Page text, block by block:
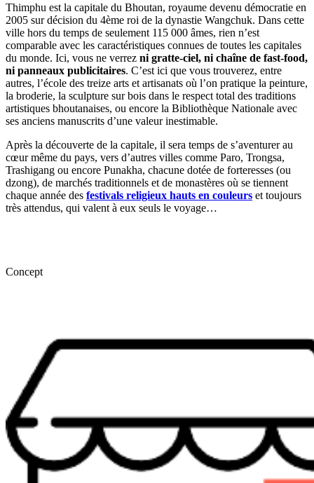
Thimphu est la capitale du Bhoutan, royaume devenu démocratie en
2005 sur décision du 4ème roi de la dynastie Wangchuk. Dans cette
ville hors du temps de seulement 115 000 âmes, rien n’est
comparable avec les caractéristiques connues de toutes les capitales
du monde. Ici, vous ne verrez ni gratte-ciel, ni chaîne de fast-food,
ni panneaux publicitaires. C’est ici que vous trouverez, entre
autres, l’école des treize arts et artisanats où l’on pratique la peinture,
la broderie, la sculpture sur bois dans le respect total des traditions
artistiques bhoutanaises, ou encore la Bibliothèque Nationale avec
ses anciens manuscrits d’une valeur inestimable.
Après la découverte de la capitale, il sera temps de s’aventurer au
cœur même du pays, vers d’autres villes comme Paro, Trongsa,
Trashigang ou encore Punakha, chacune dotée de forteresses (ou
dzong), de marchés traditionnels et de monastères où se tiennent
chaque année des festivals religieux hauts en couleurs et toujours
très attendus, qui valent à eux seuls le voyage…
Concept